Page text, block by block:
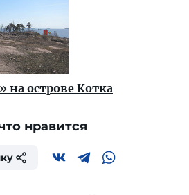
на острове Котка
нравится